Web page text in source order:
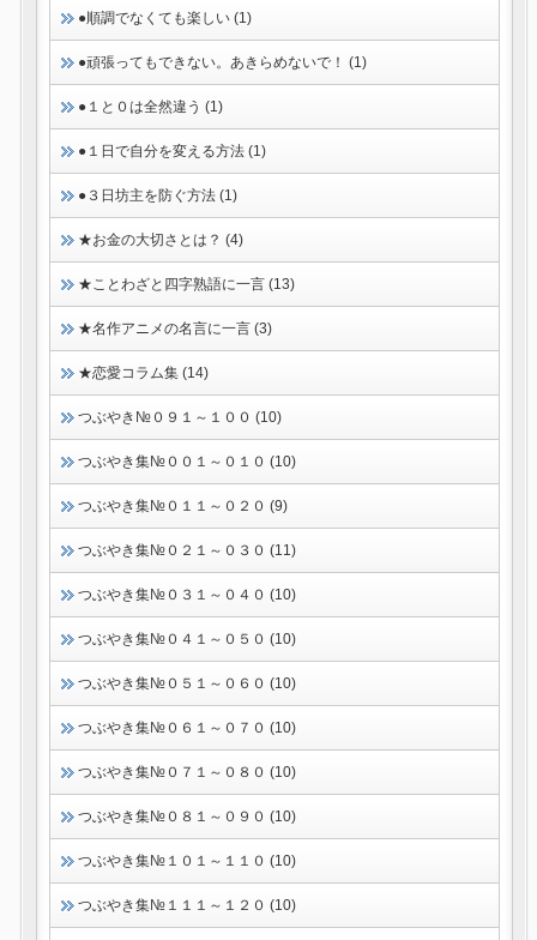
●順調でなくても楽しい (1)
●頑張ってもできない。あきらめないで！ (1)
●１と０は全然違う (1)
●１日で自分を変える方法 (1)
●３日坊主を防ぐ方法 (1)
★お金の大切さとは？ (4)
★ことわざと四字熟語に一言 (13)
★名作アニメの名言に一言 (3)
★恋愛コラム集 (14)
つぶやき№０９１～１００ (10)
つぶやき集№００１～０１０ (10)
つぶやき集№０１１～０２０ (9)
つぶやき集№０２１～０３０ (11)
つぶやき集№０３１～０４０ (10)
つぶやき集№０４１～０５０ (10)
つぶやき集№０５１～０６０ (10)
つぶやき集№０６１～０７０ (10)
つぶやき集№０７１～０８０ (10)
つぶやき集№０８１～０９０ (10)
つぶやき集№１０１～１１０ (10)
つぶやき集№１１１～１２０ (10)